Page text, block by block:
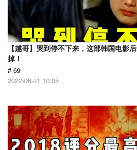
【越哥】哭到停不下来，这部韩国电影
掉！
# 69
2022-06-21 10:05